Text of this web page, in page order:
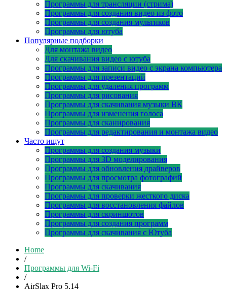
Программы для трансляции (стрима)
Программы для создания видео из фото
Программы для создания мультиков
Программы для ютуба
Популярные подборки
Для монтажа видео
Для скачивания видео с ютуба
Программы для записи видео с экрана компьютера
Программы для презентаций
Программы для удаления программ
Программы для рисования
Программы для скачивания музыки ВК
Программы для изменения голоса
Программы для сканирования
Программы для редактирования и монтажа видео
Часто ищут
Программы для создания музыки
Программы для 3D моделирования
Программы для обновления драйверов
Программы для просмотра фотографий
Программы для скачивания
Программы для проверки жесткого диска
Программы для восстановления файлов
Программы для скриншотов
Программы для создания программ
Программы для скачивания с Ютуба
Home
/
Программы для Wi-Fi
/
AirSlax Pro 5.14